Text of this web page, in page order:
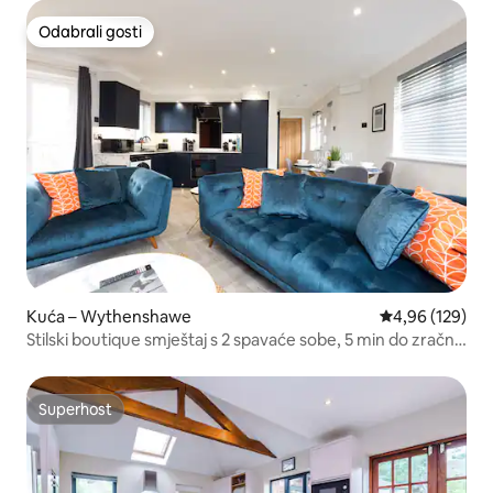
Odabrali gosti
Odabrali gosti
Kuća – Wythenshawe Prosječna
4,96 (129)
Stilski boutique smještaj s 2 spavaće sobe, 5 min do zračne
Superhost
Superhost